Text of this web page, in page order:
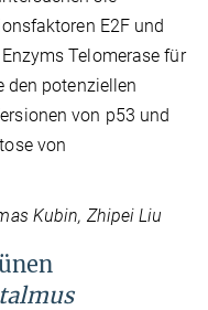
E2F und
Telomerase für
den potenziellen
von p53 und
von
Kubin, Zhipei Liu